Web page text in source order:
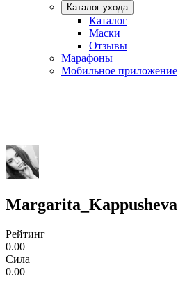
Каталог ухода
Каталог
Маски
Отзывы
Марафоны
Мобильное приложение
Margarita_Kappusheva
Рейтинг
0.00
Сила
0.00